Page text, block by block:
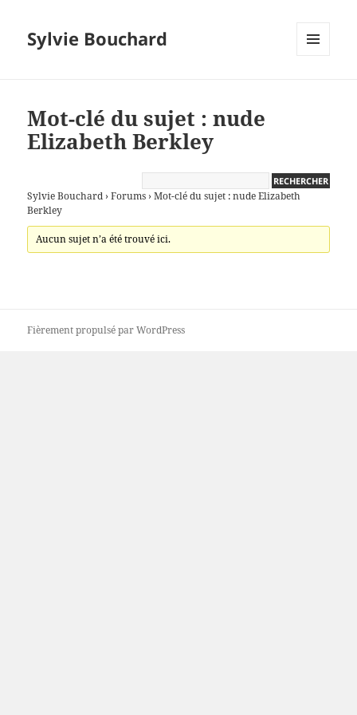
Sylvie Bouchard
Mot-clé du sujet : nude
Elizabeth Berkley
Sylvie Bouchard › Forums › Mot-clé du sujet : nude Elizabeth
Berkley
Aucun sujet n’a été trouvé ici.
Fièrement propulsé par WordPress